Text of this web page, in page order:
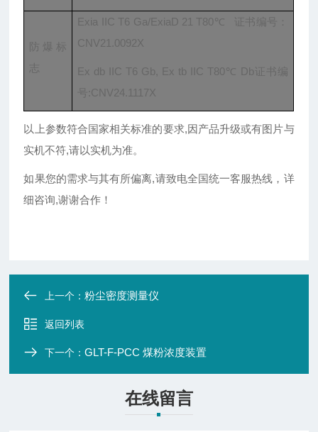
防爆标
志
Exia IIC T6 Ga/ExiaD 21 T80℃ 证书编号：
CNV21.0092X
Ex db IIC T6 Gb, Ex tb IIC T80℃ Db证书编
号:CNV24.1117X
以上参数符合国家相关标准的要求,因产品升级或有图片与
实机不符,请以实机为准。
如果您的需求与其有所偏离,请致电全国统一客服热线，详
细咨询,谢谢合作！
上一个：粉尘密度测量仪
返回列表
下一个：GLT-F-PCC 煤粉浓度装置
在线留言